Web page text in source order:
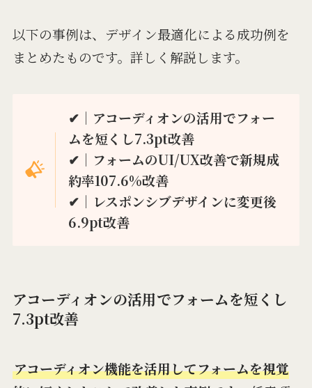
以下の事例は、デザイン最適化による成功例を
まとめたものです。詳しく解説します。
✔︎｜アコーディオンの活用でフォー
ムを短くし7.3pt改善
✔︎｜フォームのUI/UX改善で新規成
約率107.6%改善
✔︎｜レスポンシブデザインに変更後
6.9pt改善
アコーディオンの活用でフォームを短くし
7.3pt改善
アコーディオン機能を活用してフォームを視覚